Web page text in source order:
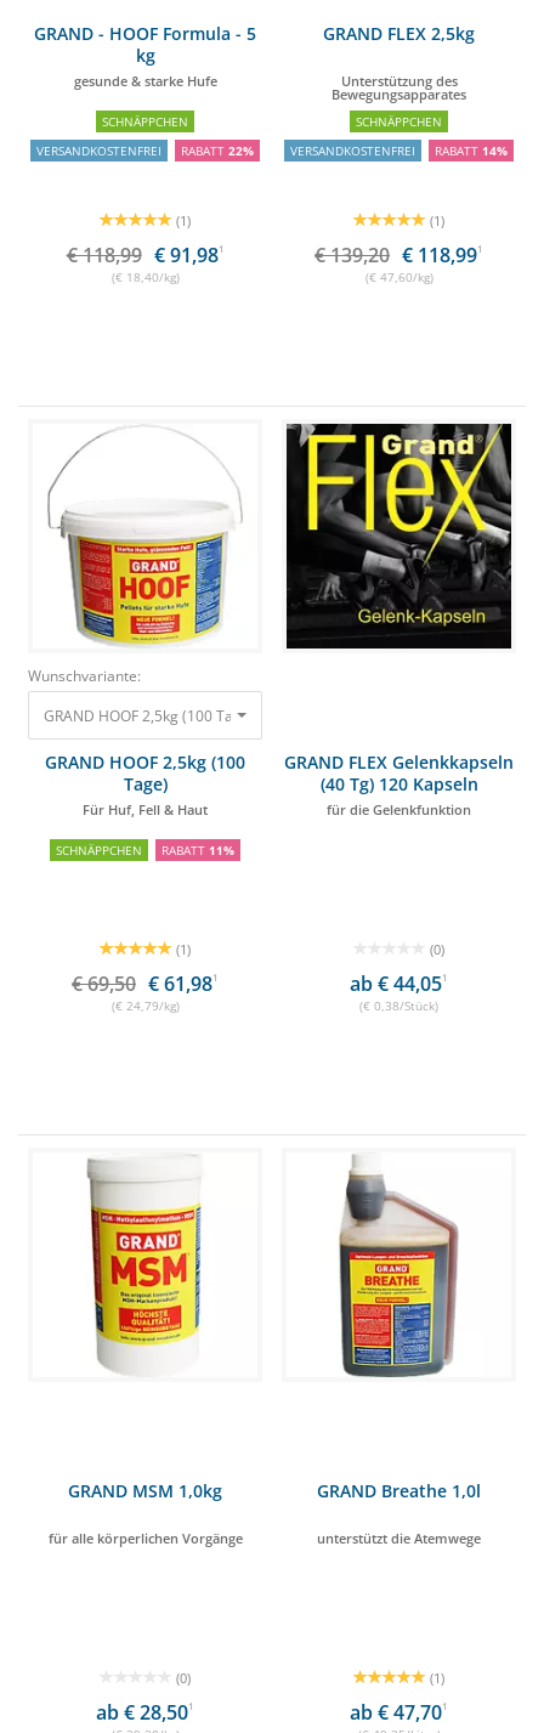
GRAND - HOOF Formula - 5
kg
gesunde & starke Hufe
SCHNÄPPCHEN
VERSANDKOSTENFREI
RABATT 22%
(1)
€ 118,99 € 91,981
(€ 18,40/kg)
GRAND FLEX 2,5kg
Unterstützung des
Bewegungsapparates
SCHNÄPPCHEN
VERSANDKOSTENFREI
RABATT 14%
(1)
€ 139,20 € 118,991
(€ 47,60/kg)
Wunschvariante:
GRAND HOOF 2,5kg (100 Tage) Für Huf, Fell & Haut
GRAND HOOF 2,5kg (100
Tage)
Für Huf, Fell & Haut
SCHNÄPPCHEN RABATT 11%
(1)
€ 69,50 € 61,981
(€ 24,79/kg)
GRAND FLEX Gelenkkapseln
(40 Tg) 120 Kapseln
für die Gelenkfunktion
(0)
ab € 44,051
(€ 0,38/Stück)
GRAND MSM 1,0kg
für alle körperlichen Vorgänge
(0)
ab € 28,501
GRAND Breathe 1,0l
unterstützt die Atemwege
(1)
ab € 47,701